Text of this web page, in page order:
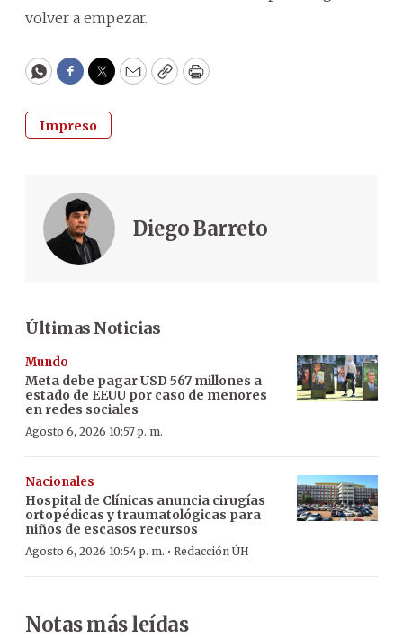
volver a empezar.
WhatsApp
Facebook
Twitter
EmailCopyPrint
Impreso
Diego Barreto
Últimas Noticias
Mundo
Meta debe pagar USD 567 millones a
estado de EEUU por caso de menores
en redes sociales
Agosto 6, 2026 10:57 p. m.
Nacionales
Hospital de Clínicas anuncia cirugías
ortopédicas y traumatológicas para
niños de escasos recursos
Agosto 6, 2026 10:54 p. m. · Redacción ÚH
Notas más leídas